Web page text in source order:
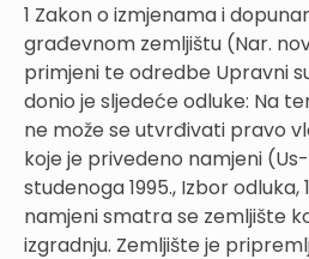
1 Zakon o izmjenama i
građevnom zemljištu (Nar.
primjeni te odredbe Upravni
donio je sljedeće odluke: Na
ne može se utvrđivati pravo
koje je privedeno namjeni
studenoga 1995., Izbor odluka,
namjeni smatra se zemljište
izgradnju. Zemljište je